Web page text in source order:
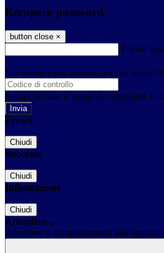
Recupero password
button close ×
E-mail
Non hai una e-mail associata al nome utente?
E-mail inviata, si prega di controllare la
Errore
Chiudi
Successo
Chiudi
Informazione
Chiudi
Attendere...
Attendere il completamento